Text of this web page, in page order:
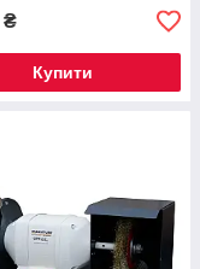
₴
Купити